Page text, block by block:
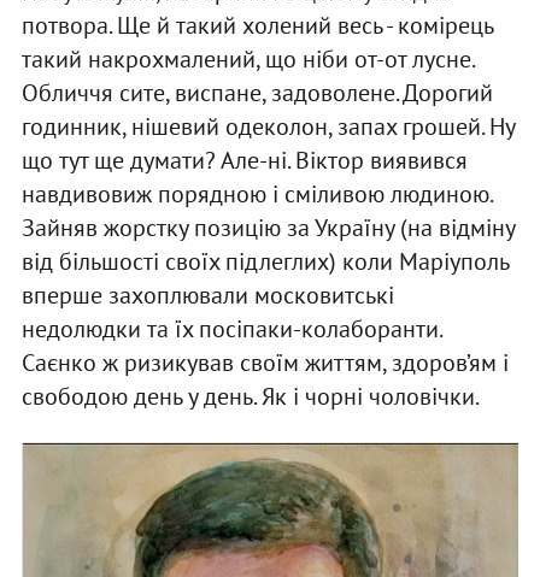
потвора. Ще й такий холений весь - комірець
такий накрохмалений, що ніби от-от лусне.
Обличчя сите, виспане, задоволене. Дорогий
годинник, нішевий одеколон, запах грошей. Ну
що тут ще думати? Але-ні. Віктор виявився
навдивовиж порядною і сміливою людиною.
Зайняв жорстку позицію за Україну (на відміну
від більшості своїх підлеглих) коли Маріуполь
вперше захоплювали московитські
недолюдки та їх посіпаки-колаборанти.
Саєнко ж ризикував своїм життям, здоров’ям і
свободою день у день. Як і чорні чоловічки.